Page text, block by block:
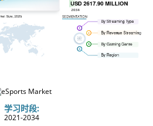
学习时段:
2021-2034